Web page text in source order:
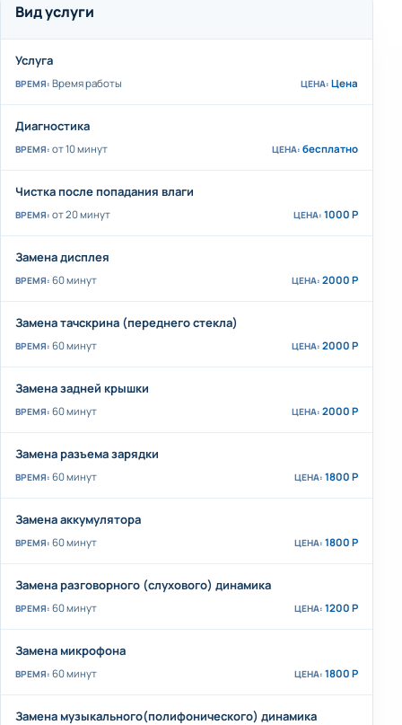
Вид услуги
Услуга
Время работы Цена
Диагностика
от 10 минут бесплатно
Чистка после попадания влаги
от 20 минут 1000 Р
Замена дисплея
60 минут 2000 Р
Замена тачскрина (переднего стекла)
60 минут 2000 Р
Замена задней крышки
60 минут 2000 Р
Замена разъема зарядки
60 минут 1800 Р
Замена аккумулятора
60 минут 1800 Р
Замена разговорного (слухового) динамика
60 минут 1200 Р
Замена микрофона
60 минут 1800 Р
Замена музыкального(полифонического) динамика